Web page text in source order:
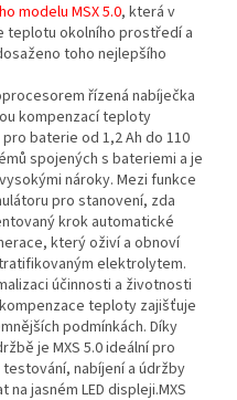
modelu MSX 5.0, která v
teplotu okolního prostředí a
toho nejlepšího
řízená nabíječka
kompenzací teploty
baterie od 1,2 Ah do 110
spojených s bateriemi a je
nároky. Mezi funkce
pro stanovení, zda
krok automatické
který oživí a obnoví
elektrolytem.
účinnosti a životnosti
teploty zajišťuje
podmínkách. Díky
je MXS 5.0 ideální pro
nabíjení a údržby
jasném LED displeji.MXS